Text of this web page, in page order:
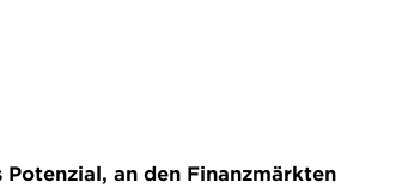
an den Finanzmärkten